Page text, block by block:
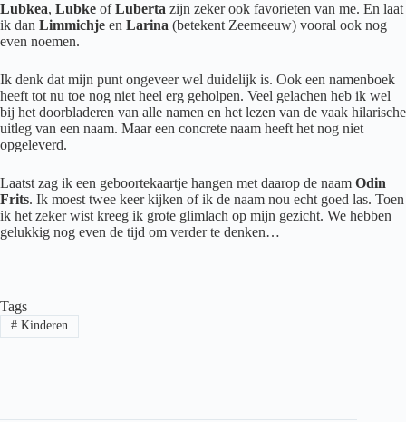
Lubkea, Lubke ofLuberta zijn zeker ook favorieten van me. En laat
ik dan Limmichje en Larina (betekent Zeemeeuw) vooral ook nog
even noemen.
Ik denk dat mijn punt ongeveer wel duidelijk is. Ook een namenboek
heeft tot nu toe nog niet heel erg geholpen. Veel gelachen heb ik wel
bij het doorbladeren van alle namen en het lezen van de vaak hilarische
uitleg van een naam. Maar een concrete naam heeft het nog niet
opgeleverd.
Laatst zag ik een geboortekaartje hangen met daarop de naam Odin
Frits. Ik moest twee keer kijken of ik de naam nou echt goed las. Toen
ik het zeker wist kreeg ik grote glimlach op mijn gezicht. We hebben
gelukkig nog even de tijd om verder te denken…
Tags
#Kinderen